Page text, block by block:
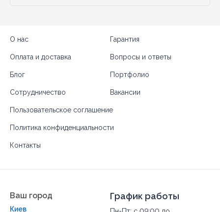
О нас Гарантия
Оплата и доставка Вопросы и ответы
Блог Портфолио
Сотрудничество Вакансии
Пользовательское соглашение
Политика конфиденциальности
Контакты
Ваш город
Киев
График работы